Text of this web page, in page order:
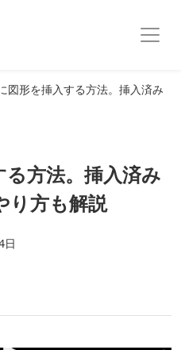
図形を挿入する方法。挿入済み
方法。挿入済み
り方も解説
日